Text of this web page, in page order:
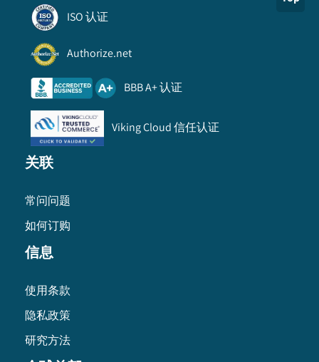
ISO 认证
Authorize.net
BBB A+ 认证
Viking Cloud 信任认证
关联
常问问题
如何订购
信息
使用条款
隐私政策
研究方法